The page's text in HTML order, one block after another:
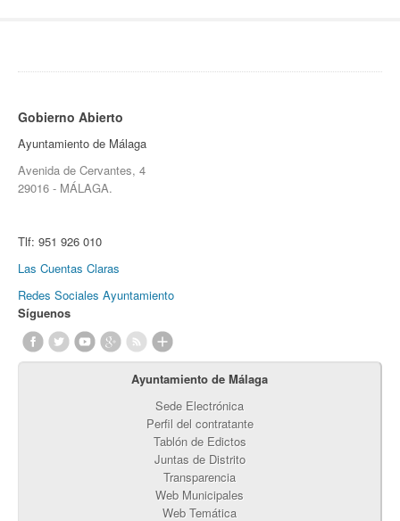
Gobierno Abierto
Ayuntamiento de Málaga
Avenida de Cervantes, 4
29016 - MÁLAGA.
Tlf: 951 926 010
Las Cuentas Claras
Redes Sociales Ayuntamiento
Síguenos
Ayuntamiento de Málaga
Sede Electrónica
Perfil del contratante
Tablón de Edictos
Juntas de Distrito
Transparencia
Web Municipales
Web Temática